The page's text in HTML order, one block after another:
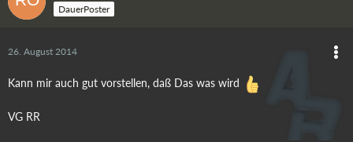
DauerPoster
26. August 2014
Kann mir auch gut vorstellen, daß Das was wird
VG RR